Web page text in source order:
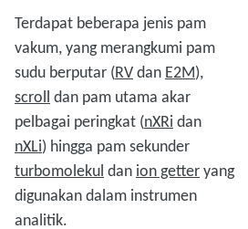
Terdapat beberapa jenis pam
vakum, yang merangkumi pam
sudu berputar (RVdan E2M),
scroll dan pam utama akar
pelbagai peringkat (nXRi dan
nXLi) hingga pam sekunder
turbomolekul dan ion getteryang
digunakan dalam instrumen
analitik.